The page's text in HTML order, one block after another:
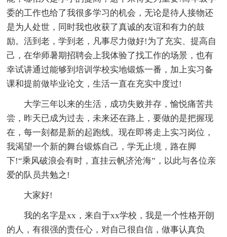
委的工作也给了我很多学习的机会，无论是待人接物还
是为人处世，同时我也收获了真诚的友谊和有力的鼓
励。活到老，学到老，凡事尽力做好!为了充实、提高自
己，在华师暑期招聘会上我体验了找工作的场景，也有
幸试讲通过能够到培训学校实地锻炼一番，加上实习备
课和提前做毕业论文，生活一直在充实中度过!
大学三年以来的生活，成功失败并存，愉悦痛苦共
尝，昨天已成为过去，未来还在路上，要做的是把握现
在，每一刻都是新的起跑线。现在即将走上实习岗位，
我渴望一个新的舞台锻炼自己，学无止境，路在脚
下!“乘风破浪会有时，直挂云帆济沧海”，以此与各位亲
爱的队员共勉之!
大家好!
我的名字是xx，来自于xx学校，我是一个性格开朗
的人，有很强的责任心，对自己很自信，做事认真负